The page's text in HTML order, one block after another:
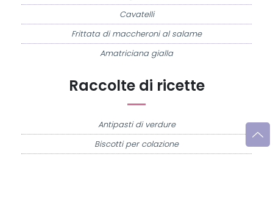
Raccolte di ricette
Antipasti di verdure
Biscotti per colazione
Cavatelli
Frittata di maccheroni al salame
Amatriciana gialla